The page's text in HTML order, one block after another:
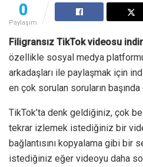
0
Paylaşım
Filigransız TikTok videosu
özellikle sosyal medya
arkadaşları ile paylaşmak için
en çok sorulan soruların
TikTok’ta denk geldiğiniz, çok
tekrar izlemek istediğiniz bir
bağlantısını kopyalama gibi bir
istediğiniz eğer videoyu daha